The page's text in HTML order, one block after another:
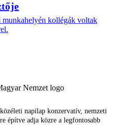
kollégák voltak
napilap konzervatív, nemzeti
építve adja közre a legfontosabb